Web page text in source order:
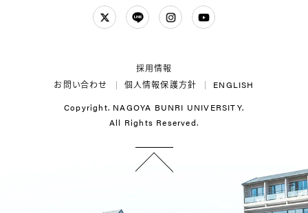
ENGLISH
個人情報保護方針
お問い合わせ
採用情報
Copyright. NAGOYA BUNRI UNIVERSITY.
All Rights Reserved.